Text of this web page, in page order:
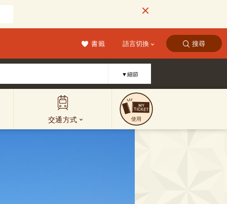
搜尋
書籤 語言切換
▼細節
交通方式 使用